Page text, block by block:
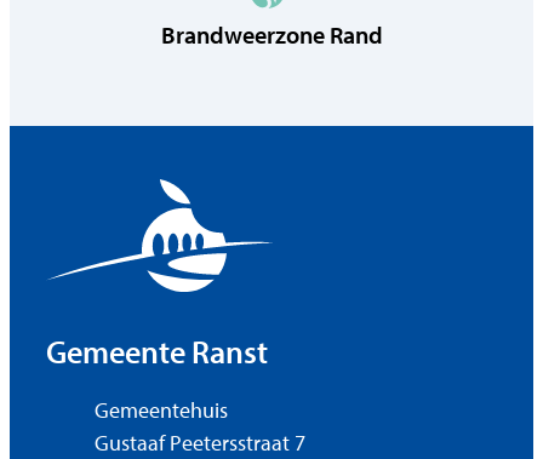
Brandweerzone Rand
Gemeente Ranst
AdresGemeentehuis
Gustaaf Peetersstraat 7